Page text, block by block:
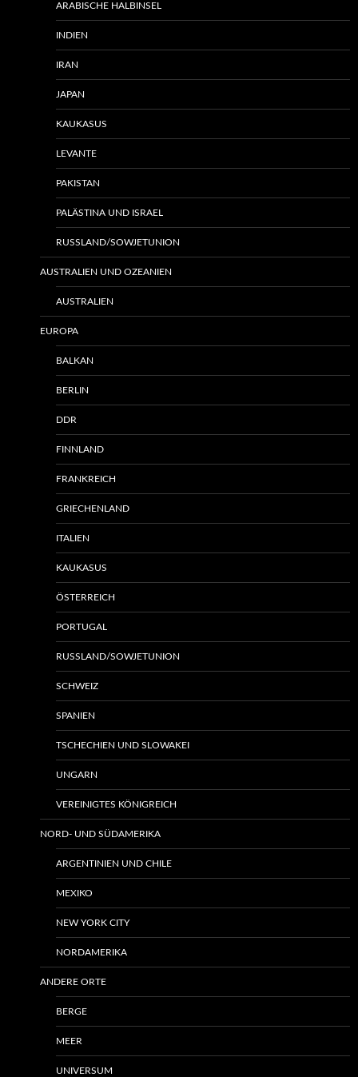
ARABISCHE HALBINSEL
INDIEN
IRAN
JAPAN
KAUKASUS
LEVANTE
PAKISTAN
PALÄSTINA UND ISRAEL
RUSSLAND/SOWJETUNION
AUSTRALIEN UND OZEANIEN
AUSTRALIEN
EUROPA
BALKAN
BERLIN
DDR
FINNLAND
FRANKREICH
GRIECHENLAND
ITALIEN
KAUKASUS
ÖSTERREICH
PORTUGAL
RUSSLAND/SOWJETUNION
SCHWEIZ
SPANIEN
TSCHECHIEN UND SLOWAKEI
UNGARN
VEREINIGTES KÖNIGREICH
NORD- UND SÜDAMERIKA
ARGENTINIEN UND CHILE
MEXIKO
NEW YORK CITY
NORDAMERIKA
ANDERE ORTE
BERGE
MEER
UNIVERSUM